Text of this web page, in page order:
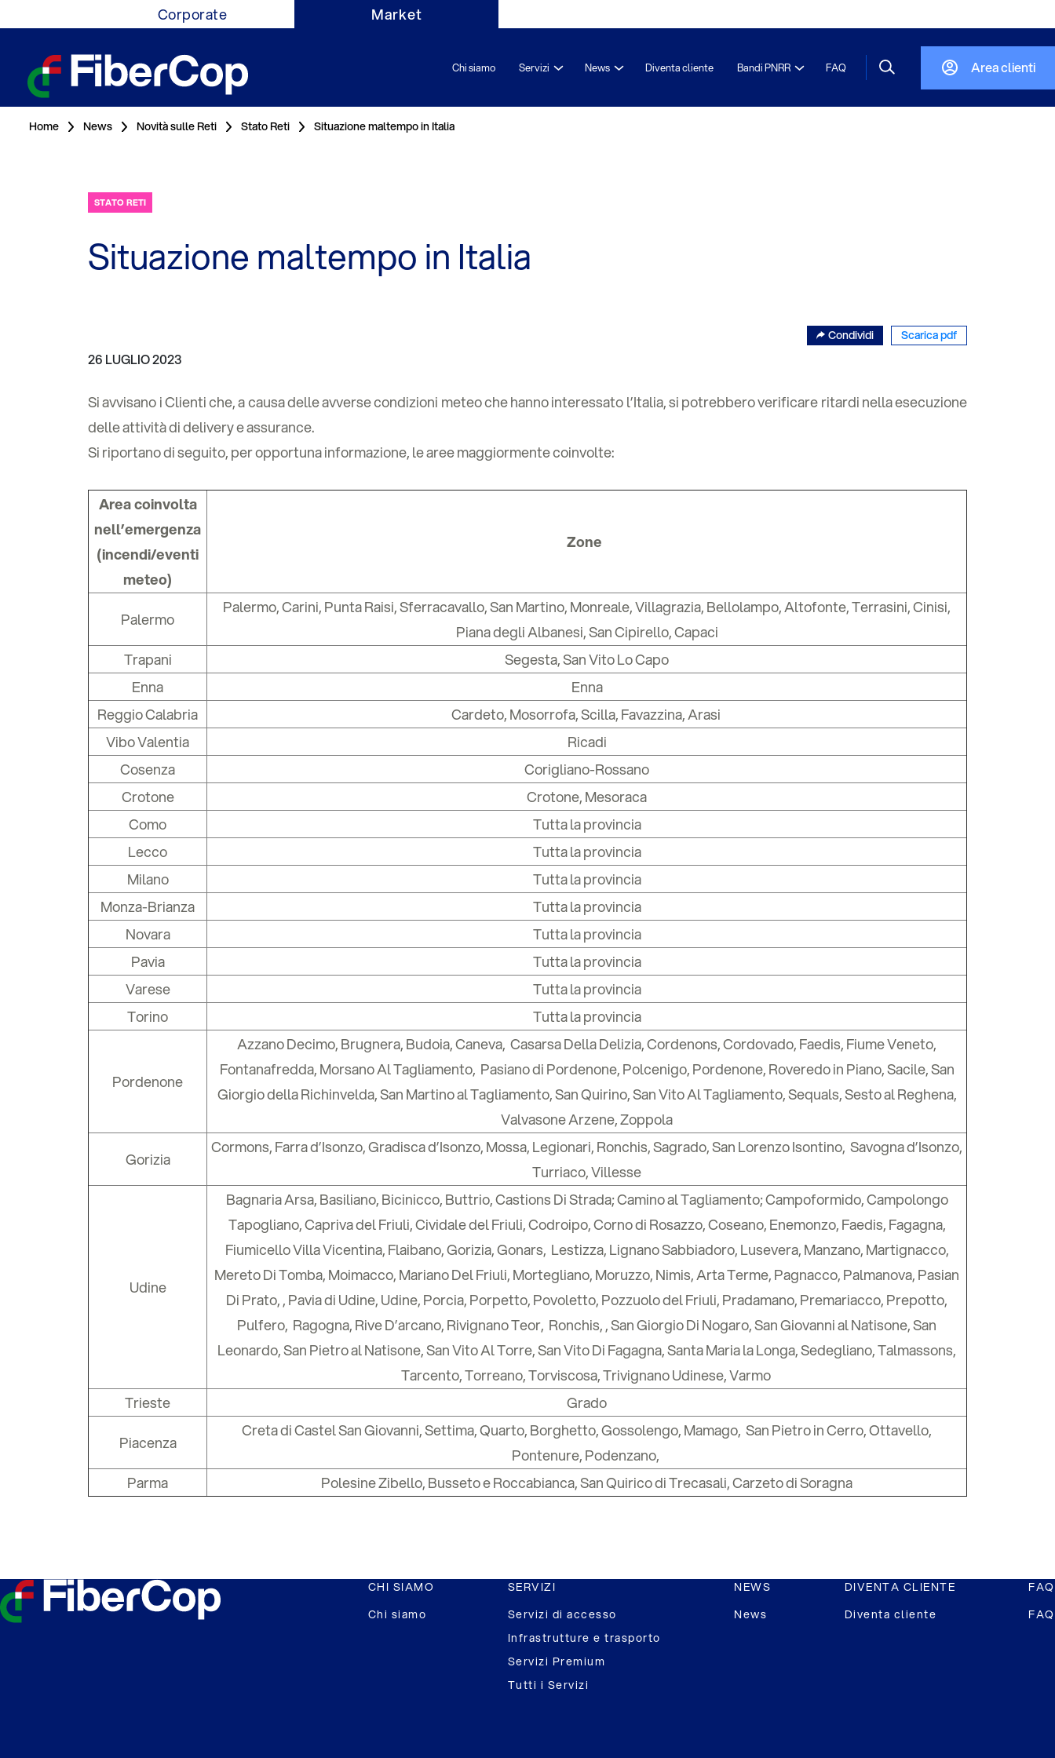
Corporate Market
Chi siamo Servizi News Diventa cliente Bandi PNRR FAQ Area clienti
Home News Novità sulle Reti Stato Reti Situazione maltempo in Italia
STATO RETI
Situazione maltempo in Italia
Condividi Scarica pdf
26 LUGLIO 2023
Si avvisano i Clienti che, a causa delle avverse condizioni meteo che hanno interessato l’Italia, si potrebbero verificare ritardi nella esecuzione
delle attività di delivery e assurance.
Si riportano di seguito, per opportuna informazione, le aree maggiormente coinvolte:
Area coinvolta
nell’emergenza
(incendi/eventi
meteo)
Zone
Palermo
Palermo, Carini, Punta Raisi, Sferracavallo, San Martino, Monreale, Villagrazia, Bellolampo, Altofonte, Terrasini, Cinisi,
Piana degli Albanesi, San Cipirello, Capaci
Trapani
Segesta, San Vito Lo Capo
Enna
Enna
Reggio Calabria
Cardeto, Mosorrofa, Scilla, Favazzina, Arasi
Vibo Valentia
Ricadi
Cosenza
Corigliano-Rossano
Crotone
Crotone, Mesoraca
Como
Tutta la provincia
Lecco
Tutta la provincia
Milano
Tutta la provincia
Monza-Brianza
Tutta la provincia
Novara
Tutta la provincia
Pavia
Tutta la provincia
Varese
Tutta la provincia
Torino
Tutta la provincia
Pordenone
Azzano Decimo, Brugnera, Budoia, Caneva, Casarsa Della Delizia, Cordenons, Cordovado, Faedis, Fiume Veneto,
Fontanafredda, Morsano Al Tagliamento, Pasiano di Pordenone, Polcenigo, Pordenone, Roveredo in Piano, Sacile, San
Giorgio della Richinvelda, San Martino al Tagliamento, San Quirino, San Vito Al Tagliamento, Sequals, Sesto al Reghena,
Valvasone Arzene, Zoppola
Gorizia
Cormons, Farra d’Isonzo, Gradisca d’Isonzo, Mossa, Legionari, Ronchis, Sagrado, San Lorenzo Isontino, Savogna d’Isonzo,
Turriaco, Villesse
Udine
Bagnaria Arsa, Basiliano, Bicinicco, Buttrio, Castions Di Strada; Camino al Tagliamento; Campoformido, Campolongo
Tapogliano, Capriva del Friuli, Cividale del Friuli, Codroipo, Corno di Rosazzo, Coseano, Enemonzo, Faedis, Fagagna,
Fiumicello Villa Vicentina, Flaibano, Gorizia, Gonars, Lestizza, Lignano Sabbiadoro, Lusevera, Manzano, Martignacco,
Mereto Di Tomba, Moimacco, Mariano Del Friuli, Mortegliano, Moruzzo, Nimis, Arta Terme, Pagnacco, Palmanova, Pasian
Di Prato, , Pavia di Udine, Udine, Porcia, Porpetto, Povoletto, Pozzuolo del Friuli, Pradamano, Premariacco, Prepotto,
Pulfero, Ragogna, Rive D’arcano, Rivignano Teor, Ronchis, , San Giorgio Di Nogaro, San Giovanni al Natisone, San
Leonardo, San Pietro al Natisone, San Vito Al Torre, San Vito Di Fagagna, Santa Maria la Longa, Sedegliano, Talmassons,
Tarcento, Torreano, Torviscosa, Trivignano Udinese, Varmo
Trieste
Grado
Piacenza
Creta di Castel San Giovanni, Settima, Quarto, Borghetto, Gossolengo, Mamago, San Pietro in Cerro, Ottavello,
Pontenure, Podenzano,
Parma
Polesine Zibello, Busseto e Roccabianca, San Quirico di Trecasali, Carzeto di Soragna
CHI SIAMO
Chi siamo
SERVIZI
Servizi di accesso
Infrastrutture e trasporto
Servizi Premium
Tutti i Servizi
NEWS
News
DIVENTA CLIENTE
Diventa cliente
FAQ
FAQ